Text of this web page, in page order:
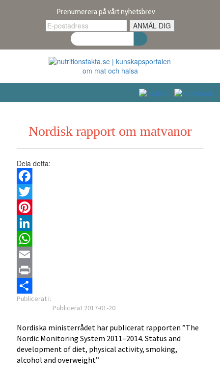
Prenumerera på vårt nyhetsbrev
Nordisk rapport om matvanor
Dela detta:
Facebook
Twitter
Pinterest
LinkedIn
WhatsApp
Email
Print
Dela
Publicerat i:
Publicerat 2017-01-20
Nordiska ministerrådet har publicerat rapporten ”The
Nordic Monitoring System 2011–2014. Status and
development of diet, physical activity, smoking,
alcohol and overweight”